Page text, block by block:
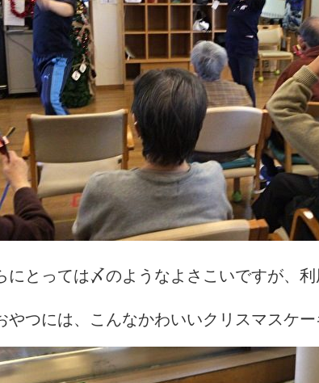
にとっては〆のようなよさこいですが、
やつには、こんなかわいいクリスマスケー